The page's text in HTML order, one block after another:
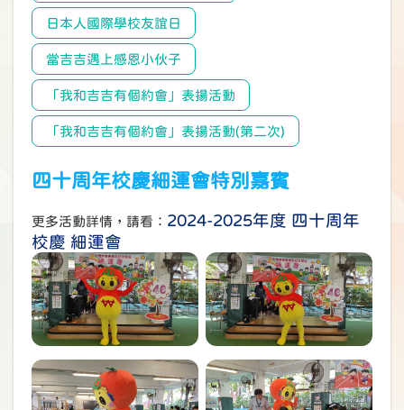
日本人國際學校友誼日
當吉吉遇上感恩小伙子
「我和吉吉有個約會」表揚活動
「我和吉吉有個約會」表揚活動(第二次)
四十周年校慶細運會特別嘉賓
更多活動詳情，請看： 2024-2025年度 四十周年
校慶 細運會